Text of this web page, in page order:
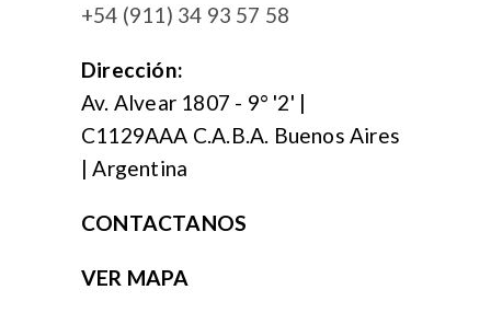
+54 (911) 34 93 57 58
Dirección:
Av. Alvear 1807 - 9° '2' |
C1129AAA C.A.B.A. Buenos Aires
| Argentina
CONTACTANOS
VER MAPA